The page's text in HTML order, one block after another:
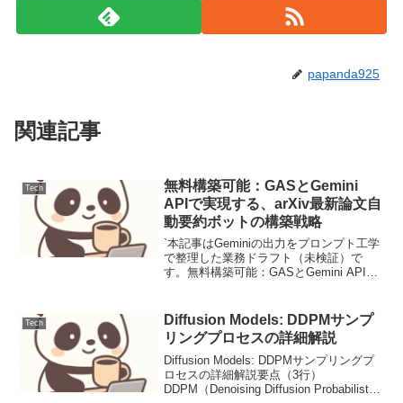
papanda925
関連記事
Tech
無料構築可能：GASとGemini
APIで実現する、arXiv最新論文自
動要約ボットの構築戦略
`本記事はGeminiの出力をプロンプト工学
で整理した業務ドラフト（未検証）で
す。無料構築可能：GASとGemini APIで
Script（GAS）と...
Tech
Diffusion Models: DDPMサンプ
リングプロセスの詳細解説
Diffusion Models: DDPMサンプリングプ
ロセスの詳細解説要点（3行）
DDPM（Denoising Diffusion Probabilistic